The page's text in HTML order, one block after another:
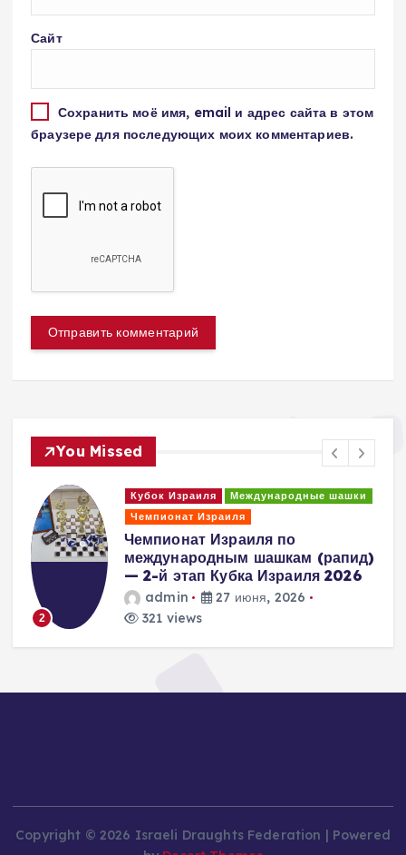
Сайт
Сохранить моё имя, email и адрес сайта в этом
браузере для последующих моих комментариев.
You Missed
2
Кубок Израиля
Международные шашки
Чемпионат Израиля
Чемпионат Израиля по
международным шашкам (рапид)
— 2-й этап Кубка Израиля 2026
admin
27 июня, 2026
321 views
Copyright © 2026 Israeli Draughts Federation | Powered